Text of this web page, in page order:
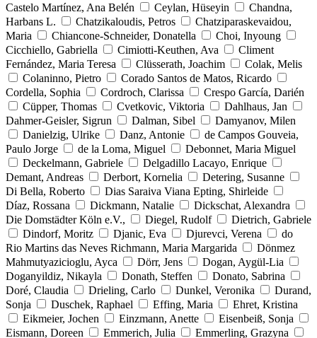
Castelo Martínez, Ana Belén
Ceylan, Hüseyin
Chandna,
Harbans L.
Chatzikaloudis, Petros
Chatziparaskevaidou,
Maria
Chiancone-Schneider, Donatella
Choi, Inyoung
Cicchiello, Gabriella
Cimiotti-Keuthen, Ava
Climent
Fernández, Maria Teresa
Clüsserath, Joachim
Colak, Melis
Colaninno, Pietro
Corado Santos de Matos, Ricardo
Cordella, Sophia
Cordroch, Clarissa
Crespo García, Darién
Cüpper, Thomas
Cvetkovic, Viktoria
Dahlhaus, Jan
Dahmer-Geisler, Sigrun
Dalman, Sibel
Damyanov, Milen
Danielzig, Ulrike
Danz, Antonie
de Campos Gouveia,
Paulo Jorge
de la Loma, Miguel
Debonnet, Maria Miguel
Deckelmann, Gabriele
Delgadillo Lacayo, Enrique
Demant, Andreas
Derbort, Kornelia
Detering, Susanne
Di Bella, Roberto
Dias Saraiva Viana Epting, Shirleide
Díaz, Rossana
Dickmann, Natalie
Dickschat, Alexandra
Die Domstädter Köln e.V.,
Diegel, Rudolf
Dietrich, Gabriele
Dindorf, Moritz
Djanic, Eva Djurevci, Verena
do
Rio Martins das Neves Richmann, Maria Margarida
Dönmez
Mahmutyazicioglu, Ayca
Dörr, Jens
Dogan, Aygül-Lia
Doganyildiz, Nikayla
Donath, Steffen
Donato, Sabrina
Doré, Claudia
Drieling, Carlo Dunkel, Veronika
Durand,
Sonja
Duschek, Raphael Effing, Maria
Ehret, Kristina
Eikmeier, Jochen
Einzmann, Anette
Eisenbeiß, Sonja
Eismann, Doreen
Emmerich, Julia
Emmerling, Grazyna